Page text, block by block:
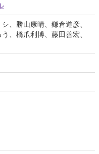
、勝山康晴、鎌倉道彦、
、橋爪利博、藤田善宏、